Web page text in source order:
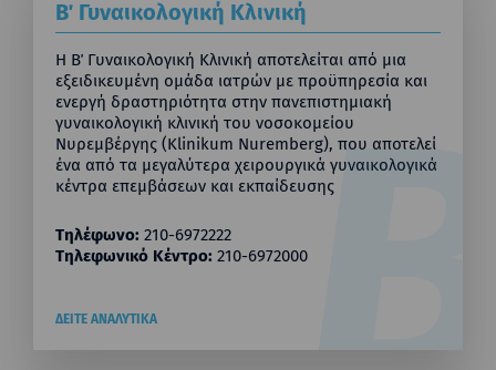
Β΄ Γυναικολογική Κλινική
Η Β΄ Γυναικολογική Κλινική αποτελείται από μια
εξειδικευμένη ομάδα ιατρών με προϋπηρεσία και
ενεργή δραστηριότητα στην πανεπιστημιακή
γυναικολογική κλινική του νοσοκομείου
Νυρεμβέργης (Klinikum Nuremberg), που αποτελεί
ένα από τα μεγαλύτερα χειρουργικά γυναικολογικά
κέντρα επεμβάσεων και εκπαίδευσης
Τηλέφωνο: 210-6972222
Τηλεφωνικό Κέντρο: 210-6972000
ΔΕΙΤΕ ΑΝΑΛΥΤΙΚΑ